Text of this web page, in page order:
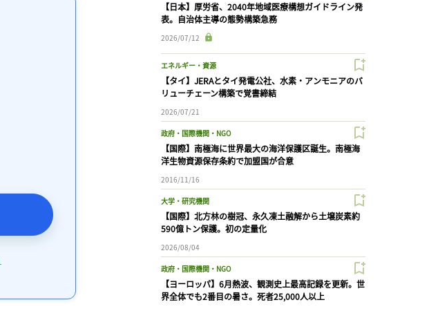
【日本】厚労省、2040年地域医療構想ガイドライン発
表。自治体主導の態勢構築急務
2026/07/12
エネルギー・資源
【タイ】JERAとタイ発電公社、水素・アンモニアのバ
リューチェーン構築で覚書締結
2026/07/21
政府・国際機関・NGO
【国際】南極海に世界最大の海洋保護区誕生。南極海
洋生物資源保存条約で加盟国が合意
2016/11/16
大学・研究機関
【国際】北方林の樹冠、永久凍土融解から土壌炭素約
590億トン保護。初の定量化
2026/08/04
政府・国際機関・NGO
【ヨーロッパ】6月熱波、観測史上最高記録を更新。世
界全体でも2番目の暑さ。死者25,000人以上